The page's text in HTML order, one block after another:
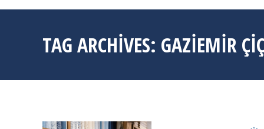
TAG ARCHIVES: GAZIEMIR